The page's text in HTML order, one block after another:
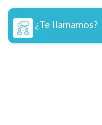
¿Te llamamos?